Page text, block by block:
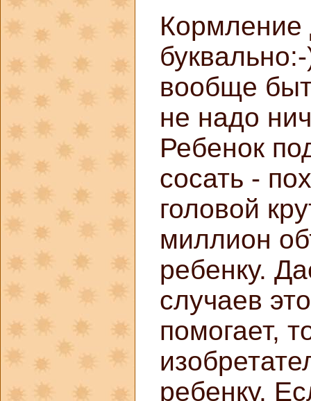
Кормление
вообще
не надо
Ребенок
сосать -
головой
миллион
ребенку.
случаев
помогает,
ребенку.